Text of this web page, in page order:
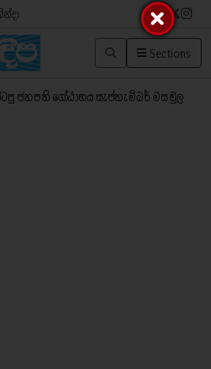
Sections
ජනපති ගෝඨාභය සැප්තැම්බර් මස මුල